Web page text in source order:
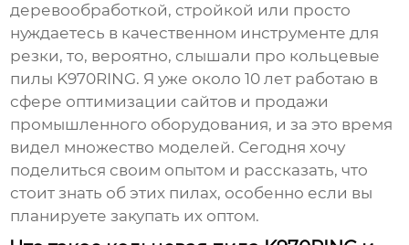
деревообработкой, стройкой или просто
нуждаетесь в качественном инструменте для
резки, то, вероятно, слышали про кольцевые
пилы K970RING. Я уже около 10 лет работаю в
сфере оптимизации сайтов и продажи
промышленного оборудования, и за это время
видел множество моделей. Сегодня хочу
поделиться своим опытом и рассказать, что
стоит знать об этих пилах, особенно если вы
планируете закупать их оптом.